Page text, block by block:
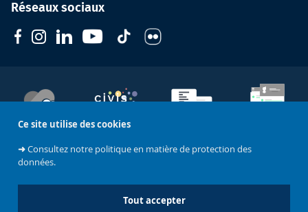
Ce site utilise des cookies
➜Consultez notre politique en matière de protection des
données.
Tout accepter
Réseaux sociaux
Soutenez